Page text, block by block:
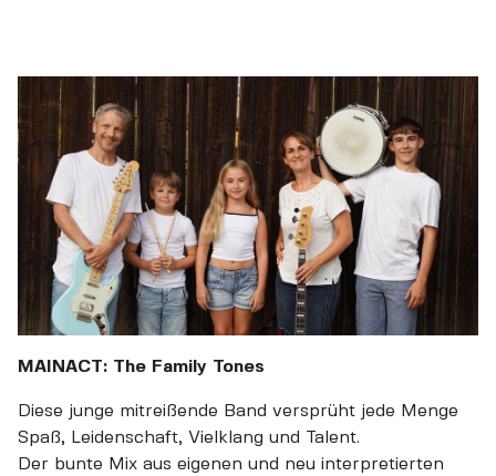
MAINACT: The Family Tones
Diese junge mitreißende Band versprüht jede Menge
Spaß, Leidenschaft, Vielklang und Talent.
Der bunte Mix aus eigenen und neu interpretierten